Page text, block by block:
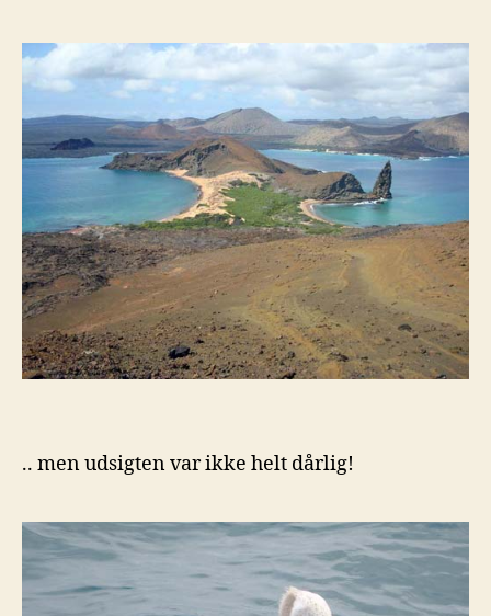
.. men udsigten var ikke helt dårlig!